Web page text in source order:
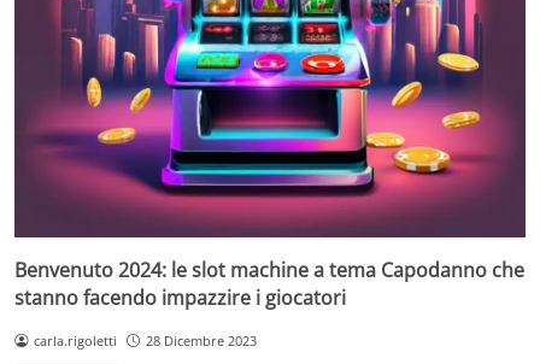
Benvenuto 2024: le slot machine a tema Capodanno che
stanno facendo impazzire i giocatori
carla.rigoletti 28 Dicembre 2023